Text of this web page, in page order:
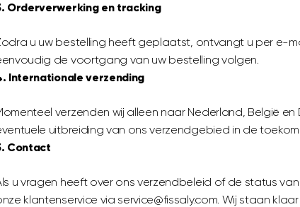
Orderverwerking en tracking
u uw bestelling heeft geplaatst, ontvangt u per e-
de voortgang van uw bestelling volgen.
Internationale verzending
verzenden wij alleen naar Nederland, België
uitbreiding van ons verzendgebied in de
Contact
u vragen heeft over ons verzendbeleid of de status
klantenservice via service@fissaly.com. Wij staan